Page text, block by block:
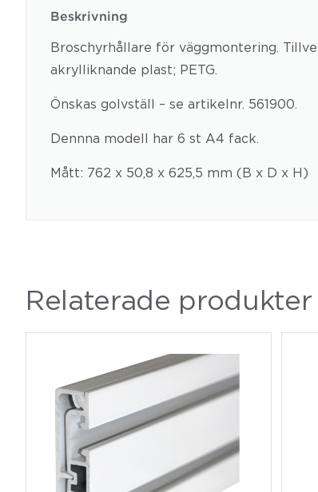
Beskrivning
Broschyrhållare för väggmontering.
akrylliknande plast; PETG.
Önskas golvställ – se artikelnr. 561900.
Dennna modell har 6 st A4 fack.
Mått: 762 x 50,8 x 625,5 mm (B x D x H)
Relaterade produkter